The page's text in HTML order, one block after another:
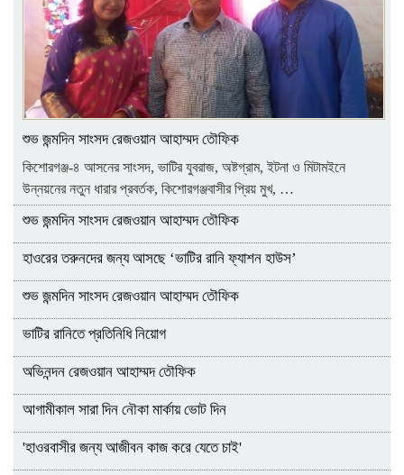
শুভ জন্মদিন সাংসদ রেজওয়ান আহাম্মদ তৌফিক
কিশোরগঞ্জ-৪ আসনের সাংসদ, ভাটির যুবরাজ, অষ্টগ্রাম, ইটনা ও মিটামইনে
উন্নয়নের নতুন ধারার প্রবর্তক, কিশোরগঞ্জবাসীর প্রিয় মুখ, …
শুভ জন্মদিন সাংসদ রেজওয়ান আহাম্মদ তৌফিক
হাওরের তরুনদের জন্য আসছে ‘ভাটির রানি ফ্যাশন হাউস’
শুভ জন্মদিন সাংসদ রেজওয়ান আহাম্মদ তৌফিক
ভাটির রানিতে প্রতিনিধি নিয়োগ
অভিনন্দন রেজওয়ান আহাম্মদ তৌফিক
আগামীকাল সারা দিন নৌকা মার্কায় ভোট দিন
'হাওরবাসীর জন্য আজীবন কাজ করে যেতে চাই'